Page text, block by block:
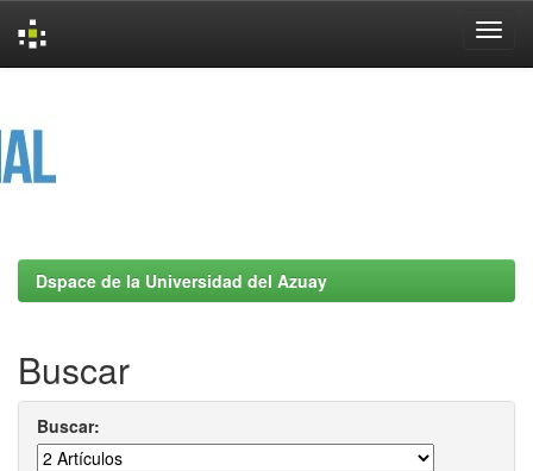
Dspace de la Universidad del Azuay
Buscar
Buscar: